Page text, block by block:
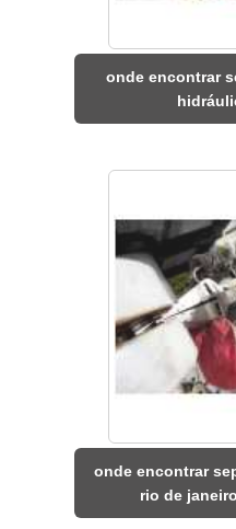
onde encontrar
onde encontrar
rio de